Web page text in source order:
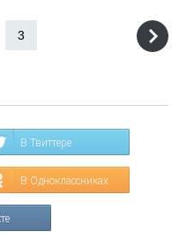
3
В Твиттере
В Одноклассниках